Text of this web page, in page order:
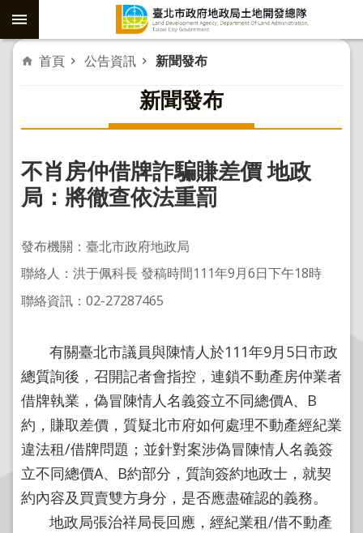
跳到主要內容區塊
進
社
子
劃
公
程
逕
為
分
割
圖
籍
首頁 公告資訊 新聞發布
新聞發布
不肖房仲借牌詐騙賺差價 地政
局：將徹查依法重罰
發布機關：臺北市政府地政局
聯絡人：洪于佩科長 發稿時間111年9月6日下午18時
聯絡資訊：02-27287465
有關臺北市議員與陳情人於111年9月5日市政
總質詢後，召開記者會指控，連鎖不動產房仲業者
借牌執業，偽冒陳情人名義簽立不同總價A、B
約，賺取差價，質疑北市府如何處理不動產經紀業
違法租/借牌問題；並針對案涉偽冒陳情人名義簽
立不同總價A、B約部分，質詢簽約地政士，就契
約內容及買賣雙方身分，是否應盡確認的義務。
地政局張治祥局長回應，經紀業租/借不動產